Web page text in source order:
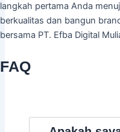
langkah pertama Anda
berkualitas dan bangun
bersama PT. Efba Digital
FAQ